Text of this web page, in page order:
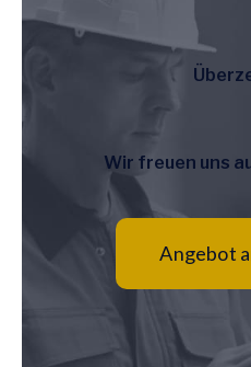
Wir freuen uns
Angebot